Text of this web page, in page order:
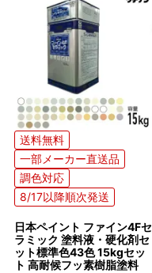
送料無料
一部メーカー直送品
調色対応
8/17以降順次発送
日本ペイント ファイン4Fセ
ラミック 塗料液・硬化剤セ
ット標準色43色 15kgセッ
ト 高耐候フッ素樹脂塗料